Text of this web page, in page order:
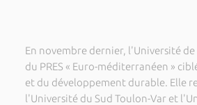
En novembre dernier, l'Université
du PRES « Euro-méditerranéen »
et du développement durable. Elle
l'Université du Sud Toulon-Var et